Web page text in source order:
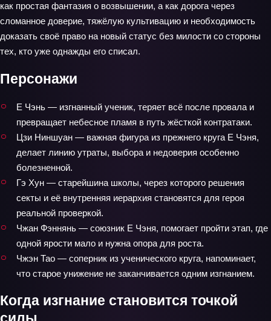
как простая фантазия о возвышении, а как дорога через
сломанное доверие, тяжёлую культивацию и необходимость
доказать своё право на новый статус без милости со стороны
тех, кто уже однажды его списал.
Персонажи
Е Чэнь — изгнанный ученик, теряет всё после провала и
превращает небесное пламя в путь жёсткой контратаки.
Цзи Ниншуан — важная фигура из прежнего круга Е Чэня,
делает линию утраты, выбора и недоверия особенно
болезненной.
Гэ Хун — старейшина школы, через которого решения
секты и её внутренняя иерархия становятся для героя
реальной проверкой.
Чжан Фэннянь — союзник Е Чэня, помогает пройти этап, где
одной ярости мало и нужна опора для роста.
Чжэн Тао — соперник из ученического круга, напоминает,
что старое унижение не заканчивается одним изгнанием.
Когда изгнание становится точкой